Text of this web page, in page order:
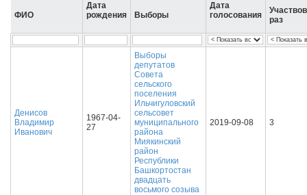
ФИО
Дата
рождения
Выборы
Дата
голосования
раз
Денисов
Владимир
Иванович
1967-04-
27
Выборы
депутатов
Совета
сельского
поселения
Ильчигуловский
сельсовет
муниципального
района
Миякинский
район
Республики
Башкортостан
двадцать
восьмого созыва
2019-09-08 3